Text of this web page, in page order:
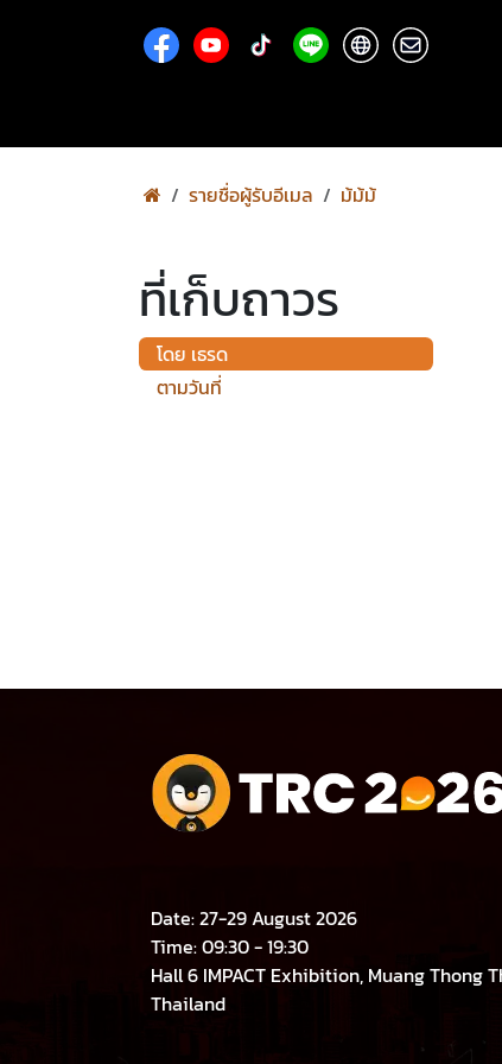
รายชื่อผู้รับอีเมล ม้ม้ม้
ที่เก็บถาวร
โดย เธรด
ตามวันที่
Date: 27-29 August 2026
Time: 09:30 - 19:30
Hall 6 IMPACT Exhibition, Muang Thong
Thailand